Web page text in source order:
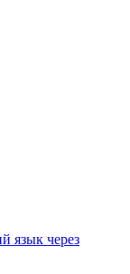
язык через